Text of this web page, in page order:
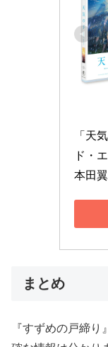
「天
ド・
本田翼 ]
まとめ
『すずめの戸締